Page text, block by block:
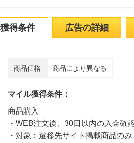
獲得条件 広告の詳細
商品価格 商品により異なる
マイル獲得条件：
商品購入
・WEB注文後、30日以内の入金確
・対象：遷移先サイト掲載商品のみ